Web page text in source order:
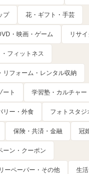
プ 花・ギフト・手芸
・映画・ゲーム リサ
フィットネス
リフォーム・レンタル収納
ート 学習塾・カルチャー
リー・外食 フォトスタジ
保険・共済・金融 冠
ーン・クーポン
ーペーパー・その他 生